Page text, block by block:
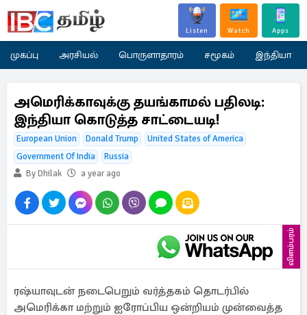
Listen Watch Apps
முகப்பு அரசியல் பொருளாதாரம் சமூகம் இந்தியா
அமெரிக்காவுக்கு தயங்காமல் பதிலடி:
இந்தியா கொடுத்த சாட்டையடி!
European Union Donald Trump
United States of America
Government Of India
Russia
By Dhilak
a year ago
விளம்பரம்
ரஷ்யாவுடன் நடைபெறும் வர்த்தகம் தொடர்பில்
அமெரிக்கா மற்றும் ஐரோப்பிய ஒன்றியம் முன்வைத்த